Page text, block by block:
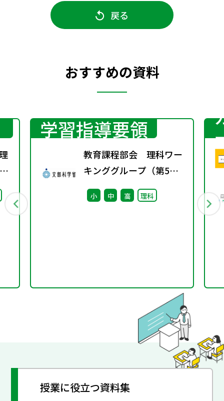
戻る
おすすめの資料
学習指導要領
教育課程部会 理科ワー
キンググループ（第5
回） 配付資料
小 中 高 理科
授業に役立つ資料集